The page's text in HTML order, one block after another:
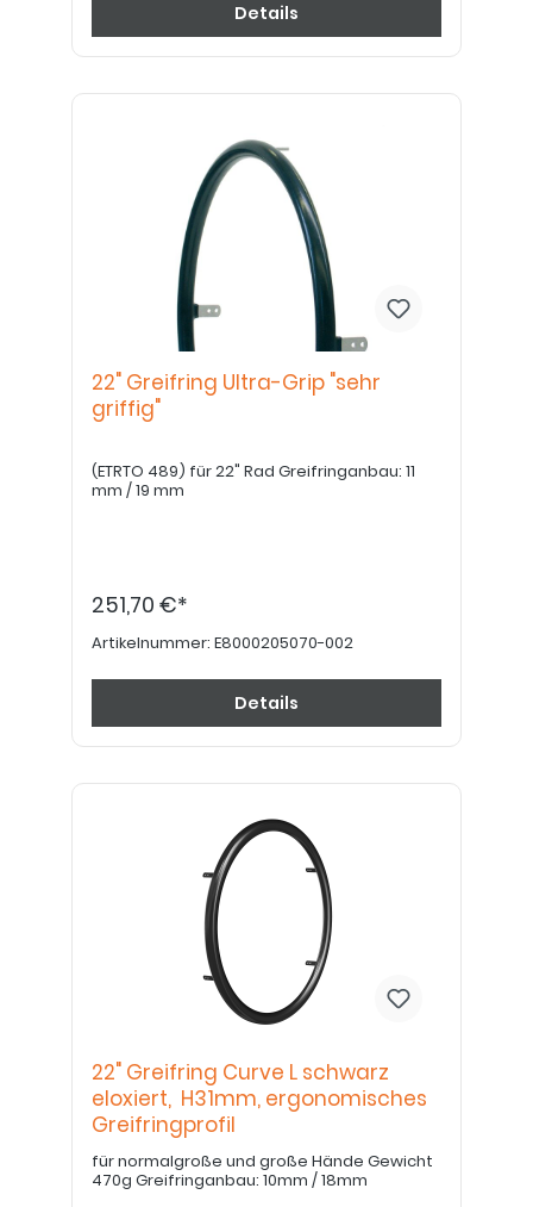
Details
22" Greifring Ultra-Grip "sehr
griffig"
(ETRTO 489) für 22" Rad Greifringanbau: 11
mm / 19 mm
251,70 €*
Artikelnummer: E8000205070-002
Details
22" Greifring Curve L schwarz
eloxiert, H31mm, ergonomisches
Greifringprofil
für normalgroße und große Hände Gewicht
470g Greifringanbau: 10mm / 18mm